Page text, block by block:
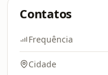
Contatos
Frequência
Cidade